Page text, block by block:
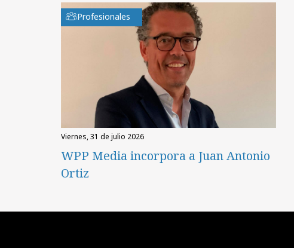
Profesionales
viernes, 31 de julio 2026
WPP Media incorpora a Juan Antonio
Ortiz